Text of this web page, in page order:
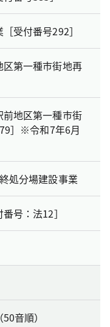
受付番号292］
区第一種市街地再
前地区第一種市街
］※令和7年6月
処分場建設事業
号：法12］
音順）